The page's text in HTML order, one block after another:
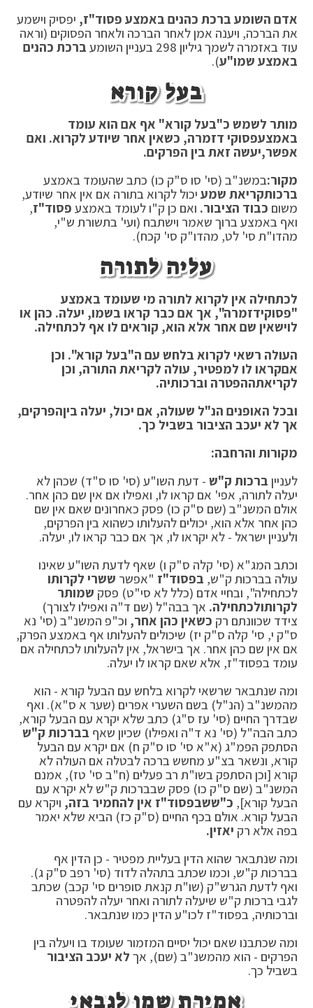
אדם השומע ברכת כהנים באמצע פסוד"ז, יפסיק וישמע
את הברכה, ויענה אמן לאחר הברכה ולאחר הפסוקים (וראה
עוד באזמרה לשמך גיליון 298 בעניין השומע
ברכת כהנים
באמצע שמו"ע).
בעל קורא
מותר לשמש כ"בעל קורא" אף אם הוא עומד
באמצעפסוקי דזמרה, כשאין אחר שיודע לקרוא. ואם
אפשר,יעשה זאת בין הפרקים.
מקור:במשנ"ב (סי' סו ס"ק כו) כתב שהעומד באמצע
ברכותקריאת שמע יכול לקרוא בתורה אם אין אחר שיודע,
משום כבוד הציבור. ואם כן ק"ו לעומד באמצע פסוד"ז,
ואף באמצע ברוך שאמר וישתבח (ועי' בתשורת ש"י,
מהדו"ת סי' לט, מהדו"ק סי' קכח).
עליה לתורה
לכתחילה אין לקרוא לתורה מי שעומד באמצע
"פסוקידזמרה", אך אם כבר קראו בשמו, יעלה. כהן או
לוישאין שם אחר אלא הוא, קוראים לו אף לכתחילה.
העולה רשאי לקרוא בלחש עם ה"בעל קורא". וכן
אםקראו לו למפטיר, עולה לקריאת התורה, וכן
לקריאתההפטרה וברכותיה.
ובכל האופנים הנ"ל שעולה, אם יכול, יעלה ביןהפרקים,
אך לא יעכב הציבור בשביל כך.
מקורות והרחבה:
לעניין ברכות ק"ש - דעת השו"ע (סי' סו ס"ד) שכהן לא
יעלה לתורה, אפי' אם קראו לו, ואפילו אם אין שם כהן אחר.
אולם המשנ"ב (שם ס"ק כו) פסק כאחרונים שאם אין שם
כהן אחר אלא הוא, יכולים להעלותו כשהוא בין הפרקים,
ולעניין ישראל - לא יקראו לו, אך אם כבר קראו לו, יעלה.
וכתב המג"א (סי' קלה ס"ק ו) שאף לדעת השו"ע שאינו
עולה בברכות ק"ש, בפסוד"ז "אפשר ששרי לקרותו
לכתחילה", ובחיי אדם (כלל לא סי"ט) פסק שמותר
לקרותולכתחילה. אך בבה"ל (שם ד"ה ואפילו לצורך)
צידד שכוונתם רק כשאין כהן אחר, וכ"פ המשנ"ב (סי' נא
ס"ק י, סי' קלה ס"ק יז) שיכולים להעלותו אף באמצע הפרק,
אם אין שם כהן אחר. אך בישראל, אין להעלותו לכתחילה אם
עומד בפסוד"ז, אלא שאם קראו לו יעלה.
ומה שנתבאר שרשאי לקרוא בלחש עם הבעל קורא - הוא
מהמשנ"ב (הנ"ל) בשם השערי אפרים (שער א ס"א). ואף
שבדרך החיים (סי' עז ס"ג) כתב שלא יקרא עם הבעל קורא,
כתב הבה"ל (סי' נא ד"ה ואפילו) שכיון שאף בברכות ק"ש
הסתפק הפמ"ג (א"א סי' סו ס"ק ח) אם יקרא עם הבעל
קורא, ונשאר בצ"ע מחשש ברכה לבטלה אם העולה לא
קורא [וכן הסתפק בשו"ת רב פעלים (ח"ב סי' טז), אמנם
המשנ"ב (שם ס"ק כו) פסק שבברכות ק"ש לא יקרא עם
הבעל קורא], כ"ששבפסוד"ז אין להחמיר בזה, ויקרא עם
הבעל קורא. אולם בכף החיים (ס"ק כז) הביא שלא יאמר
בפה אלא רק יאזין.
ומה שנתבאר שהוא הדין בעליית מפטיר - כן הדין אף
בברכות ק"ש, וכמו שכתב בתהלה לדוד (סי' רפב ס"ק ג).
ואף לדעת הגרש"ק (שו"ת קנאת סופרים סי' קכב) שכתב
לגבי ברכות ק"ש שיעלה לתורה ואחר יעלה להפטרה
וברכותיה, בפסוד"ז לכו"ע הדין כמו שנתבאר.
ומה שכתבנו שאם יכול יסיים המזמור שעומד בו ויעלה בין
הפרקים - הוא מהמשנ"ב (שם), אך לא יעכב הציבור
בשביל כך.
אמירת שמו לגבאי